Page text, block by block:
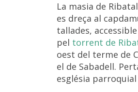
La masia de
es dreça al
tallades,
pel torrent de
oest del terme de
el de Sabadell.
església